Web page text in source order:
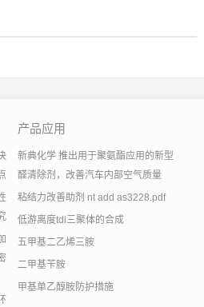
产品应用
新典化学 推出用于聚氨酯应用的新型
醛清除剂，改善汽车内部空气质量
粘结力改善助剂 nt add as3228.pdf
低游离度tdi三聚体的合成
五甲基二乙烯三胺
二甲基苄胺
甲基单乙醇胺防护措施